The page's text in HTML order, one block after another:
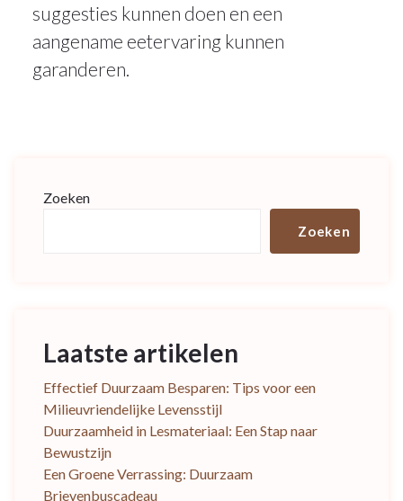
suggesties kunnen doen en een
aangename eetervaring kunnen
garanderen.
Zoeken
Zoeken
Laatste artikelen
Effectief Duurzaam Besparen: Tips voor een
Milieuvriendelijke Levensstijl
Duurzaamheid in Lesmateriaal: Een Stap naar
Bewustzijn
Een Groene Verrassing: Duurzaam
Brievenbuscadeau